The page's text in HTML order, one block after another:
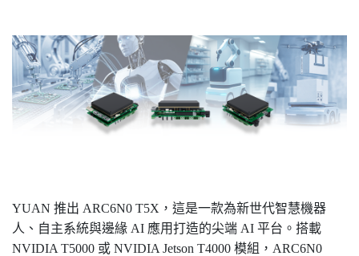
YUAN 推出 ARC6N0 T5X，這是一款為新世代智慧機器
人、自主系統與邊緣 AI 應用打造的尖端 AI 平台。搭載
NVIDIA T5000 或 NVIDIA Jetson T4000 模組，ARC6N0